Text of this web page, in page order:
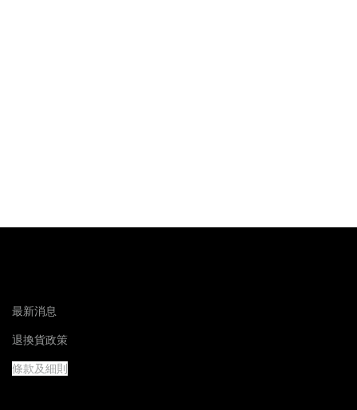
最新消息
退換貨政策
條款及細則